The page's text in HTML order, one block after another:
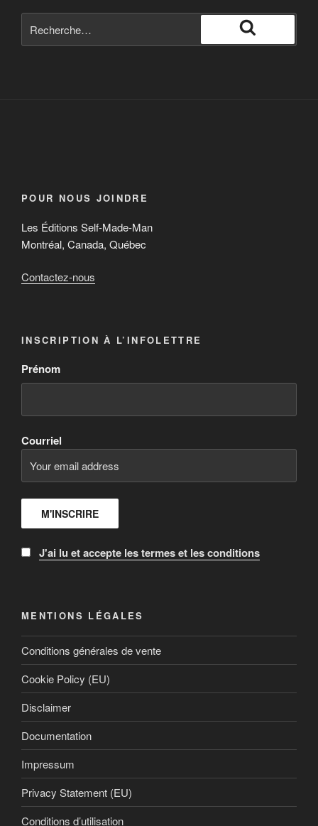
POUR NOUS JOINDRE
Les Éditions Self-Made-Man
Montréal, Canada, Québec
Contactez-nous
INSCRIPTION À L’INFOLETTRE
Prénom
Courriel
J'ai lu et accepte les termes et les conditions
MENTIONS LÉGALES
Conditions générales de vente
Cookie Policy (EU)
Disclaimer
Documentation
Impressum
Privacy Statement (EU)
Conditions d’utilisation